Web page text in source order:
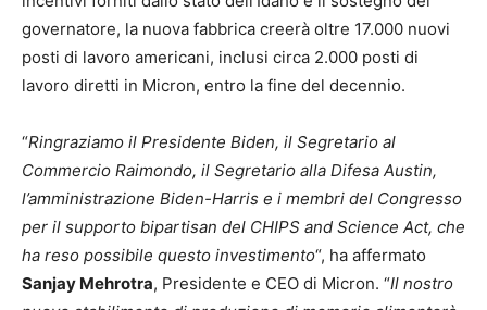
governatore, la nuova fabbrica creerà oltre 17.000 nuovi
posti di lavoro americani, inclusi circa 2.000 posti di
lavoro diretti in Micron, entro la fine del decennio.
“Ringraziamo il Presidente Biden, il Segretario al
Commercio Raimondo, il Segretario alla Difesa Austin,
l’amministrazione Biden-Harris e i membri del Congresso
per il supporto bipartisan del CHIPS and Science Act, che
ha reso possibile questo investimento“, ha affermato
Sanjay Mehrotra, Presidente e CEO di Micron. “Il nostro